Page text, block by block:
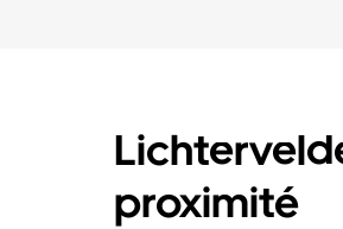
proximité